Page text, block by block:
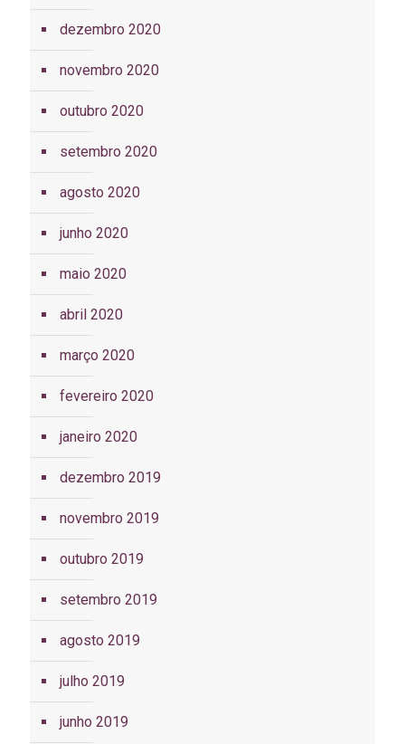
dezembro 2020
novembro 2020
outubro 2020
setembro 2020
agosto 2020
junho 2020
maio 2020
abril 2020
março 2020
fevereiro 2020
janeiro 2020
dezembro 2019
novembro 2019
outubro 2019
setembro 2019
agosto 2019
julho 2019
junho 2019